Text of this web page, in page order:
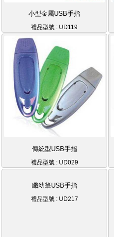
小型金屬USB手指
禮品型號 : UD119
傳統型USB手指
禮品型號 : UD029
纖幼筆USB手指
禮品型號 : UD217